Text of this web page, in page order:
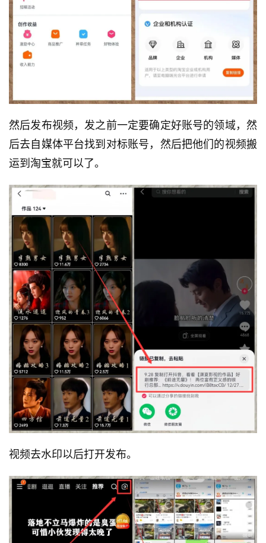
然后发布视频，发之前一定要确定好账号的领域，然
后去自媒体平台找到对标账号，然后把他们的视频搬
运到淘宝就可以了。
视频去水印以后打开发布。